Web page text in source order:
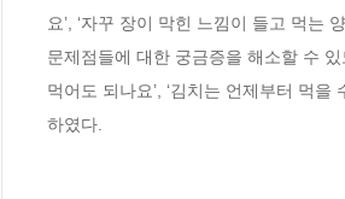
요’, ‘자꾸 장이 막힌 느낌이 들고 먹는
문제점들에 대한 궁금증을 해소할 수
먹어도 되나요’, ‘김치는 언제부터 먹
하였다.